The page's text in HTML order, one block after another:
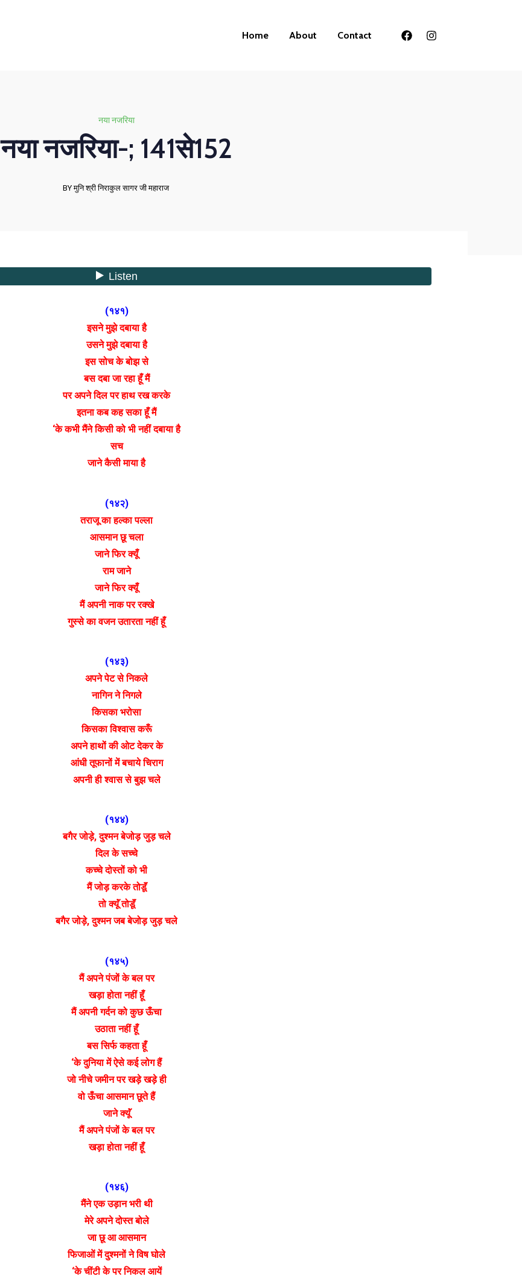
Home About Contact
नया नजरिया
नया नजरिया-; 141से152
BY मुनि श्री निराकुल सागर जी महाराज
(१४१)
इसने मुझे दबाया है
उसने मुझे दबाया है
इस सोच के बोझ से
बस दबा जा रहा हूँ मैं
पर अपने दिल पर हाथ रख करके
इतना कब कह सका हूँ मैं
‘के कभी मैंने किसी को भी नहीं दबाया है
सच
जाने कैसी माया है
(१४२)
तराजू का हल्का पल्ला
आसमान छू चला
जाने फिर क्यूँ
राम जाने
जाने फिर क्यूँ
मैं अपनी नाक पर रक्खे
गुस्से का वजन उतारता नहीं हूँ
(१४३)
अपने पेट से निकले
नागिन ने निगले
किसका भरोसा
किसका विश्वास करूँ
अपने हाथों की ओट देकर के
आंधी तूफानों में बचाये चिराग
अपनी ही श्वास से बुझ चले
(१४४)
बगैर जोड़े, दुश्मन बेजोड़ जुड़ चले
दिल के सच्चे
कच्चे दोस्तों को भी
मैं जोड़ करके तोडूॅं
तो क्यूॅं तोडूॅं
बगैर जोड़े, दुश्मन जब बेजोड़ जुड़ चले
(१४५)
मैं अपने पंजों के बल पर
खड़ा होता नहीं हूँ
मैं अपनी गर्दन को कुछ ऊँचा
उठाता नहीं हूँ
बस सिर्फ कहता हूँ
‘के दुनिया में ऐसे कई लोग हैं
जो नीचे जमीन पर खड़े खड़े ही
वो ऊँचा आसमान छूते हैं
जाने क्यूॅं
मैं अपने पंजों के बल पर
खड़ा होता नहीं हूँ
(१४६)
मैंने एक उड़ान भरी थी
मेरे अपने दोस्त बोले
जा छू आ आसमान
फिजाओं में दुश्मनों ने विष घोले
‘के चींटी के पर निकल आयें